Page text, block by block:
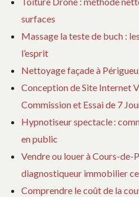
surfaces
Massage la teste de buch :
l’esprit
Nettoyage façade à
Conception de Site Internet
Commission et Essai de 7
Hypnotiseur spectacle :
en public
Vendre ou louer à Cours-de-
diagnostiqueur immobilier
Comprendre le coût de la